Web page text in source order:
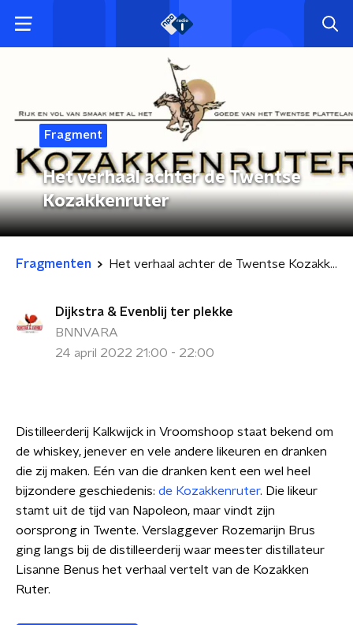
Fragment
Het verhaal achter de Twentse
Kozakkenruter
Fragmenten Het verhaal achter de Twentse Kozakkenruter
Dijkstra & Evenblij ter plekke
BNNVARA
24 april 2022 21:00 - 22:00
Distilleerderij Kalkwijck in Vroomshoop staat bekend om
de whiskey, jenever en vele andere likeuren en dranken
die zij maken. Eén van die dranken kent een wel heel
bijzondere geschiedenis: de Kozakkenruter. Die likeur
stamt uit de tijd van Napoleon, maar vindt zijn
oorsprong in Twente. Verslaggever Rozemarijn Brus
ging langs bij de distilleerderij waar meester distillateur
Lisanne Benus het verhaal vertelt van de Kozakken
Ruter.